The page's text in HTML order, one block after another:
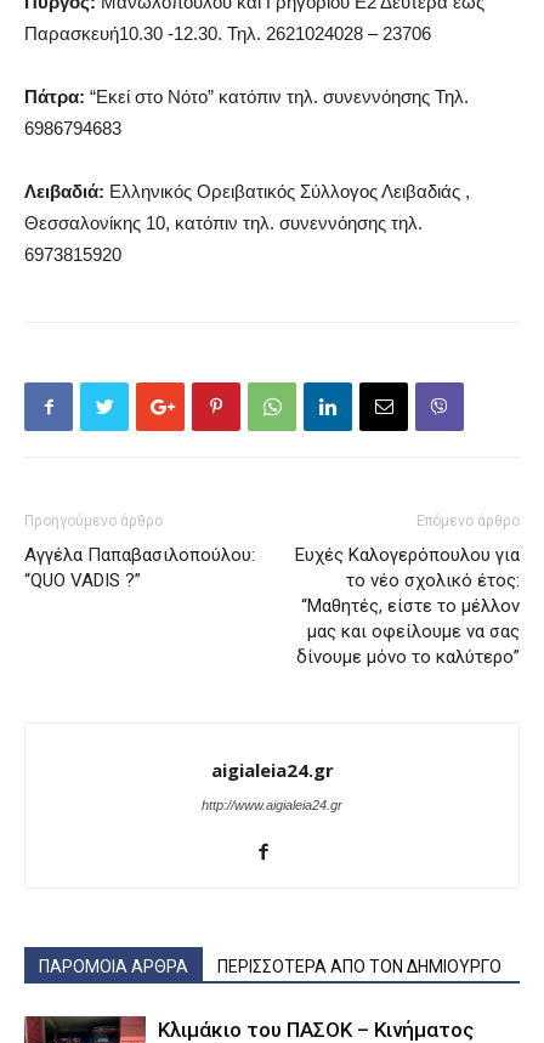
Παρασκευή10.30 -12.30. Τηλ. 2621024028 – 23706
Πάτρα: “Εκεί στο Νότο” κατόπιν τηλ. συνεννόησης Τηλ.
6986794683
Λειβαδιά: Ελληνικός Ορειβατικός Σύλλογος Λειβαδιάς ,
Θεσσαλονίκης 10, κατόπιν τηλ. συνεννόησης τηλ.
6973815920
Προηγούμενο άρθρο
Αγγέλα Παπαβασιλοπούλου:
“QUO VADIS ?”
Επόμενο άρθρο
Eυχές Καλογερόπουλου για
το νέο σχολικό έτος:
“Μαθητές, είστε το μέλλον
μας και οφείλουμε να σας
δίνουμε μόνο το καλύτερο”
aigialeia24.gr
http://www.aigialeia24.gr
ΠΑΡΟΜΟΙΑ ΑΡΘΡΑ ΠΕΡΙΣΣΟΤΕΡΑ ΑΠΟ ΤΟΝ ΔΗΜΙΟΥΡΓΟ
Κλιμάκιο του ΠΑΣΟΚ – Κινήματος